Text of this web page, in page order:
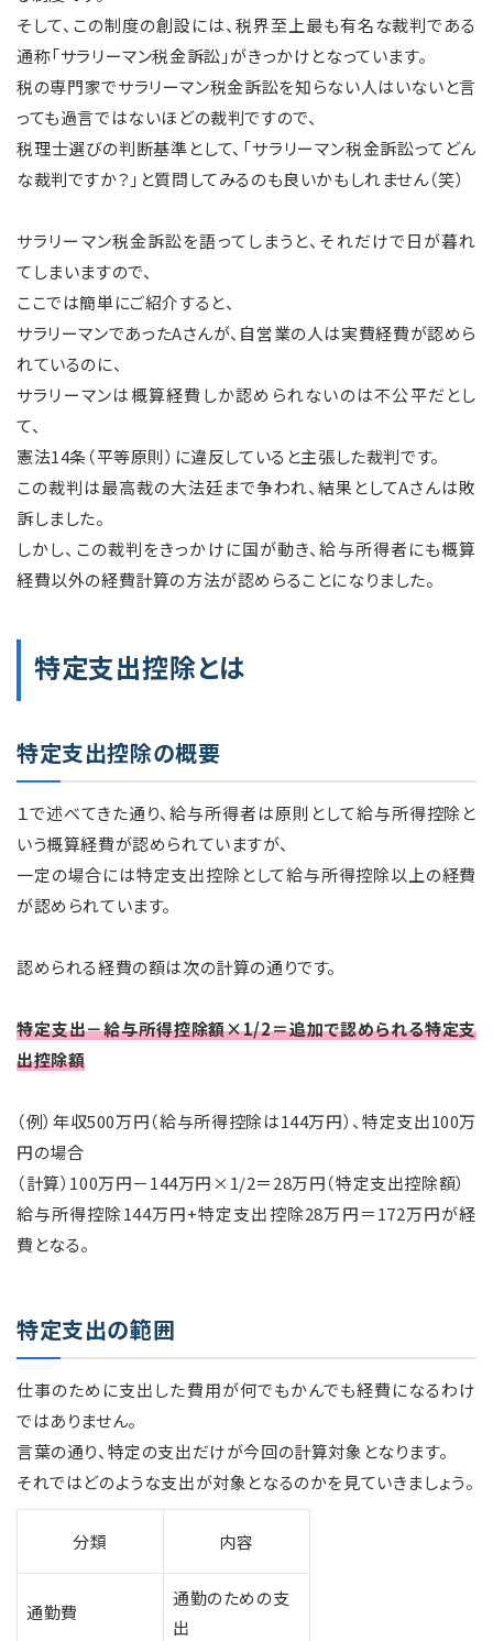
そして、この制度の創設には、税界至上最も有名な裁判である
通称「サラリーマン税金訴訟」がきっかけとなっています。
税の専門家でサラリーマン税金訴訟を知らない人はいないと言
っても過言ではないほどの裁判ですので、
税理士選びの判断基準として、「サラリーマン税金訴訟ってどん
な裁判ですか？」と質問してみるのも良いかもしれません（笑）
サラリーマン税金訴訟を語ってしまうと、それだけで日が暮れ
てしまいますので、
ここでは簡単にご紹介すると、
サラリーマンであったAさんが、自営業の人は実費経費が認めら
れているのに、
サラリーマンは概算経費しか認められないのは不公平だとし
て、
憲法14条（平等原則）に違反していると主張した裁判です。
この裁判は最高裁の大法廷まで争われ、結果としてAさんは敗
訴しました。
しかし、この裁判をきっかけに国が動き、給与所得者にも概算
経費以外の経費計算の方法が認めらることになりました。
特定支出控除とは
特定支出控除の概要
１で述べてきた通り、給与所得者は原則として給与所得控除と
いう概算経費が認められていますが、
一定の場合には特定支出控除として給与所得控除以上の経費
が認められています。
認められる経費の額は次の計算の通りです。
特定支出－給与所得控除額×1/2＝追加で認められる特定支
出控除額
（例）年収500万円（給与所得控除は144万円）、特定支出100万
円の場合
（計算）100万円－144万円×1/2＝28万円（特定支出控除額）
給与所得控除144万円+特定支出控除28万円＝172万円が経
費となる。
特定支出の範囲
仕事のために支出した費用が何でもかんでも経費になるわけ
ではありません。
言葉の通り、特定の支出だけが今回の計算対象となります。
それではどのような支出が対象となるのかを見ていきましょう。
分類 内容
通勤費
通勤のための支
出